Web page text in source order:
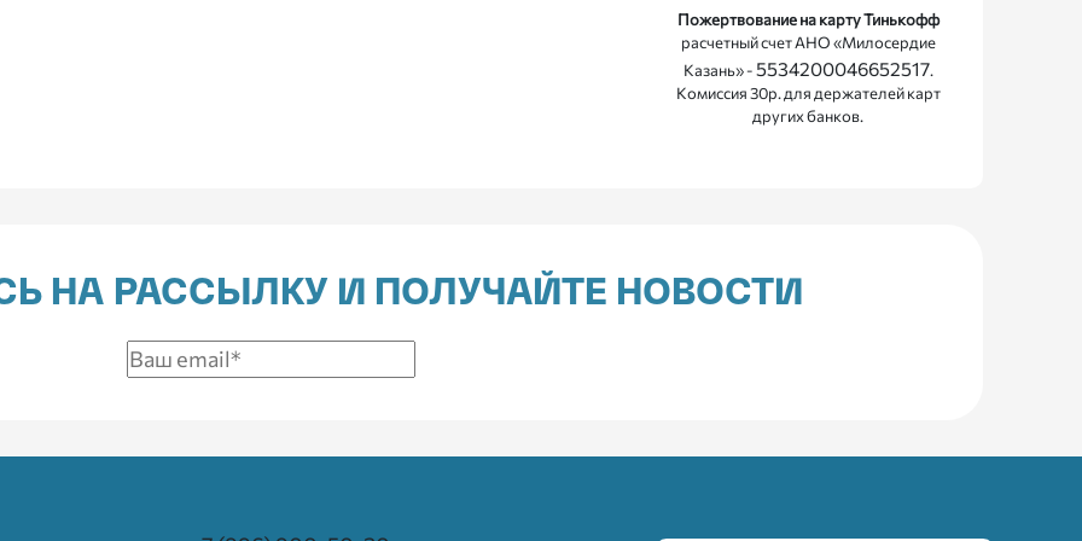
Пожертвование на карту Тинькофф
расчетный счет АНО «Милосердие
Казань» -5534200046652517.
Комиссия 30р. для держателей карт
других банков.
НА РАССЫЛКУ И ПОЛУЧАЙТЕ НОВОСТИ